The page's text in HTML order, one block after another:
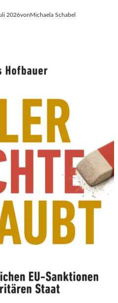
2026von Michaela Schabel